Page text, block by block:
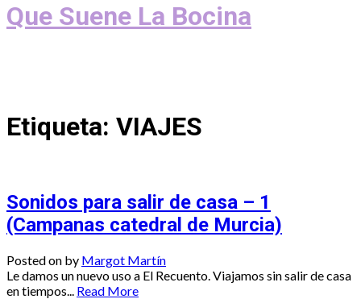
Que Suene La Bocina
Etiqueta: VIAJES
Sonidos para salir de casa – 1
(Campanas catedral de Murcia)
Posted on by Margot Martín
Le damos un nuevo uso a El Recuento. Viajamos sin salir de casa
en tiempos...
Read More